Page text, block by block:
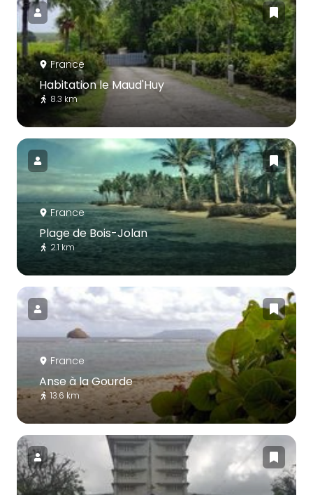
France
Habitation le Maud'Huy
8.3 km
France
Plage de Bois-Jolan
2.1 km
France
Anse à la Gourde
13.6 km